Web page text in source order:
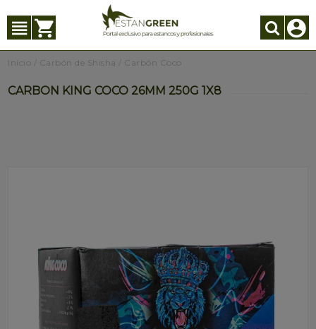
Inicio Carbón de Shisha Carbón Coco
CARBON KING COCO 26MM 250G 1X8